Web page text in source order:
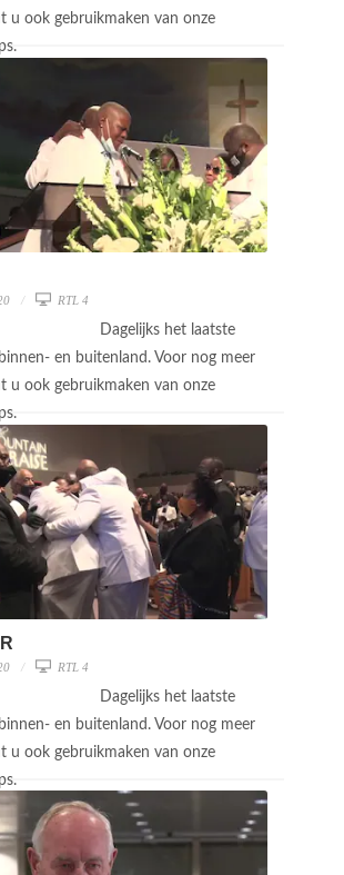
u ook gebruikmaken van onze
RTL 4
Dagelijks het laatste
en buitenland. Voor nog meer
u ook gebruikmaken van onze
RTL 4
Dagelijks het laatste
en buitenland. Voor nog meer
u ook gebruikmaken van onze